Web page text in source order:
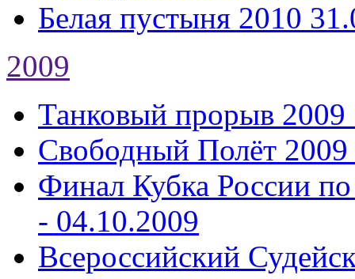
Белая пустыня 2010
2009
Танковый прорыв 2009
Свободный Полёт 2009
Финал Кубка России
- 04.10.2009
Всероссийский